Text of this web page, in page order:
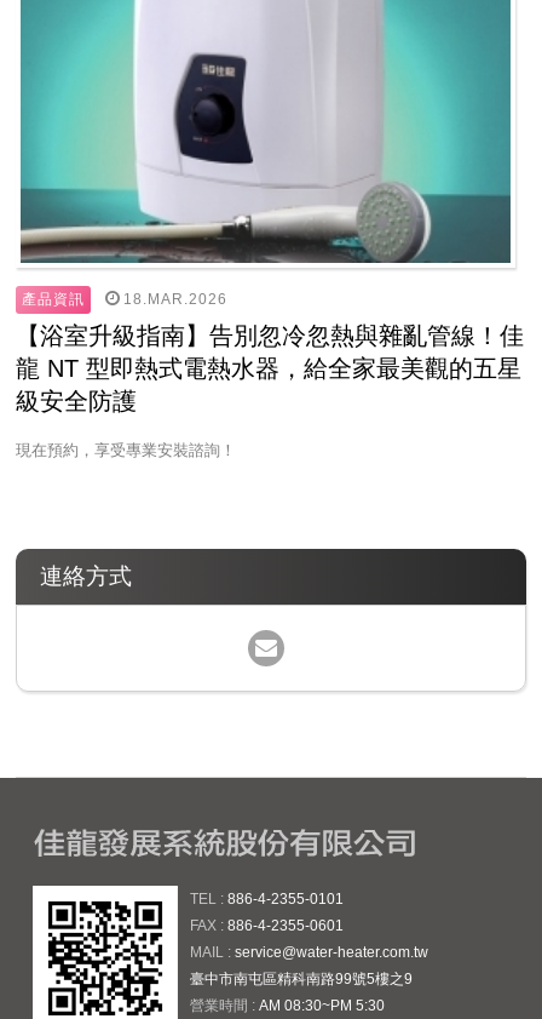
產品資訊 18.MAR.2026
【浴室升級指南】告別忽冷忽熱與雜亂管線！佳
龍 NT 型即熱式電熱水器，給全家最美觀的五星
級安全防護
現在預約，享受專業安裝諮詢！
連絡方式
TEL :886-4-2355-0101
FAX :886-4-2355-0601
MAIL :service@water-heater.com.tw
臺中市南屯區精科南路99號5樓之9
營業時間 :AM 08:30~PM 5:30